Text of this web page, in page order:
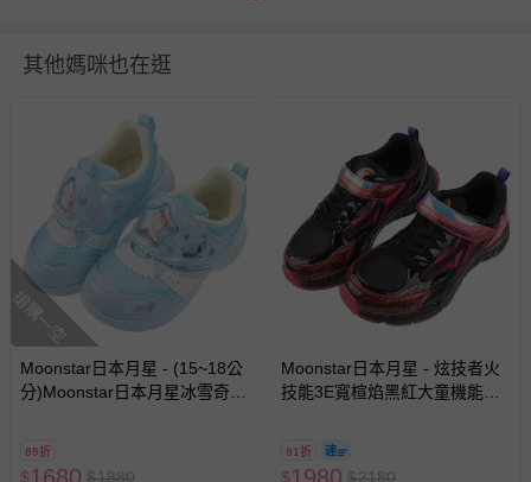
並非試用期，您所退回的商品必須是未經使用的全新狀態，
如需退換貨，請於收到商品7天（含例假日內提出），如為
瑕疵退換貨所產生的運費，將由媽咪愛負責處理，若非瑕疵
退貨，您可至『查詢訂單』>『已出貨』中查詢該筆訂單，
並點選『我要退貨』即可進行申請。若有相關退貨問題，請
至媽咪愛
LINE@客服ID: @mamilove我們將依序為您處理
與服務，謝謝。
針對滿件折/滿額贈…等活動，如因部份退貨，而該訂單保
留商品未達活動門檻，將以原價計算，活動贈品亦需一併退
回。
部分商品依據消費者保護法的規定，不適用七天鑑賞期/猶
其他媽咪也在逛
搶購一空
Moonstar日本月星 - (15~18公
分)Moonstar日本月星冰雪奇緣
89折
$ $1880
Moonstar日本月星 - 炫技者火
技能3E寬楦焰黑紅大童機能運
91折
$ $2180